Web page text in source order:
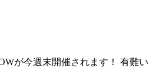
が今週末開催されます！ 有難い